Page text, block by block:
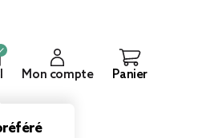
Mon compte Panier